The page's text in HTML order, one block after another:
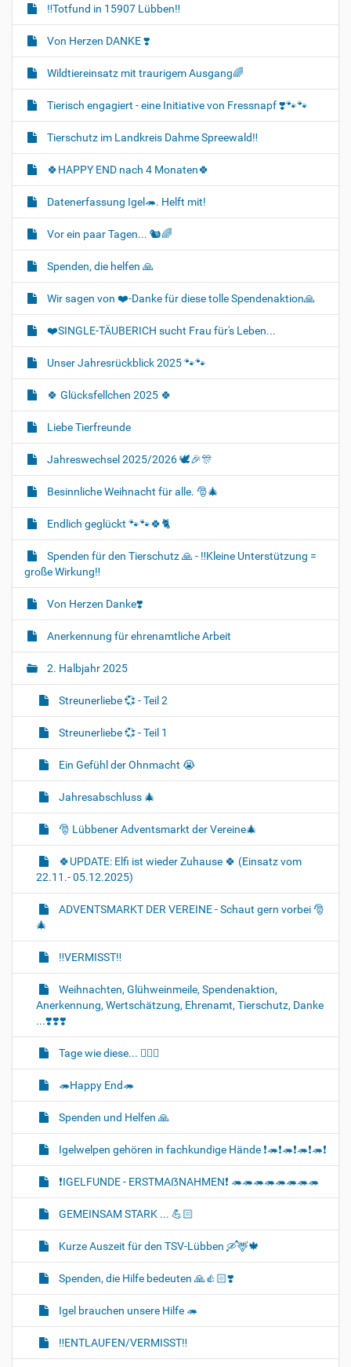
‼️Totfund in 15907 Lübben‼️
Von Herzen DANKE ❣️
Wildtiereinsatz mit traurigem Ausgang🌈
Tierisch engagiert - eine Initiative von Fressnapf ❣️🐾🐾
Tierschutz im Landkreis Dahme Spreewald‼️
🍀HAPPY END nach 4 Monaten🍀
Datenerfassung Igel🦔. Helft mit!
Vor ein paar Tagen... 🐿🌈
Spenden, die helfen 🙏
Wir sagen von ❤️-Danke für diese tolle Spendenaktion🙏
❤️SINGLE-TÄUBERICH sucht Frau für's Leben...
Unser Jahresrückblick 2025 🐾🐾
🍀 Glücksfellchen 2025 🍀
Liebe Tierfreunde
Jahreswechsel 2025/2026 🕊🎉🎊
Besinnliche Weihnacht für alle. 🎅🎄
Endlich geglückt 🐾🐾🍀🐈‍
Spenden für den Tierschutz 🙏 - ‼️Kleine Unterstützung =
große Wirkung‼️
Von Herzen Danke❣️
Anerkennung für ehrenamtliche Arbeit
2. Halbjahr 2025
Streunerliebe 💞 - Teil 2
Streunerliebe 💞 - Teil 1
Ein Gefühl der Ohnmacht 😭
Jahresabschluss 🎄
🎅 Lübbener Adventsmarkt der Vereine🎄
🍀UPDATE: Elfi ist wieder Zuhause 🍀 (Einsatz vom
22.11.- 05.12.2025)
ADVENTSMARKT DER VEREINE - Schaut gern vorbei 🎅
🎄
‼️VERMISST‼️
Weihnachten, Glühweinmeile, Spendenaktion,
Anerkennung, Wertschätzung, Ehrenamt, Tierschutz, Danke
...❣️❣️❣️
Tage wie diese... 🐈‍💔🌈
🦔Happy End🦔
Spenden und Helfen 🙏
Igelwelpen gehören in fachkundige Hände ❗🦔❗🦔❗🦔❗🦔❗
❗IGELFUNDE - ERSTMAẞNAHMEN❗ 🦔🦔🦔🦔🦔🦔🦔🦔
GEMEINSAM STARK ... 💪🏻
Kurze Auszeit für den TSV-Lübben 🛶🦌🍁
Spenden, die Hilfe bedeuten 🙏👍🏻❣️
Igel brauchen unsere Hilfe 🦔
‼️ENTLAUFEN/VERMISST‼️